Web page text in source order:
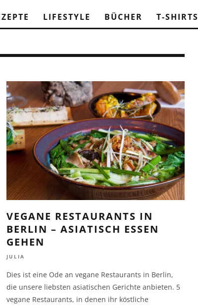
LIFESTYLE BÜCHER T-SHIRTS
VEGANE RESTAURANTS IN
BERLIN – ASIATISCH ESSEN
GEHEN
JULIA
Dies ist eine Ode an vegane Restaurants in Berlin,
die unsere liebsten asiatischen Gerichte anbieten. 5
vegane Restaurants, in denen ihr köstliche